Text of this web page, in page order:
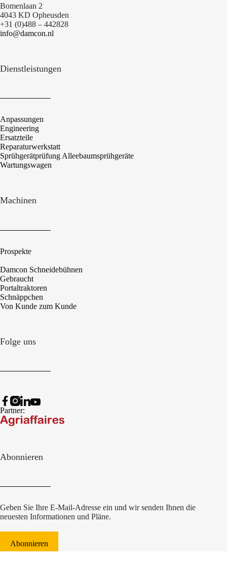
Bomenlaan 2
4043 KD Opheusden
+31 (0)488 – 442828
info@damcon.nl
Dienstleistungen
Anpassungen
Engineering
Ersatzteile
Reparaturwerkstatt
Sprühgerätprüfung Alleebaumsprühgeräte
Wartungswagen
Machinen
Prospekte
Damcon Schneidebühnen
Gebraucht
Portaltraktoren
Schnäppchen
Von Kunde zum Kunde
Folge uns
Partner:
Abonnieren
Geben Sie Ihre E-Mail-Adresse ein und wir senden Ihnen die
neuesten Informationen und Pläne.
Abonnieren